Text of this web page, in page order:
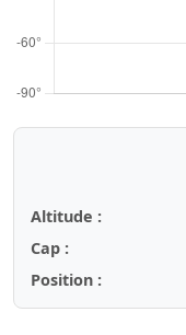
Altitude :
Cap :
Position :